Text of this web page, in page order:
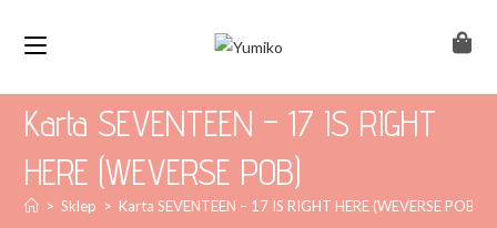
Karta SEVENTEEN – 17 IS RIGHT
HERE (WEVERSE POB)
> Sklep > Karta SEVENTEEN – 17 IS RIGHT HERE (WEVERSE POB)